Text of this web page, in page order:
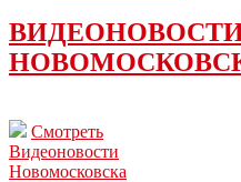
Смотреть
Видеоновости
Новомосковска